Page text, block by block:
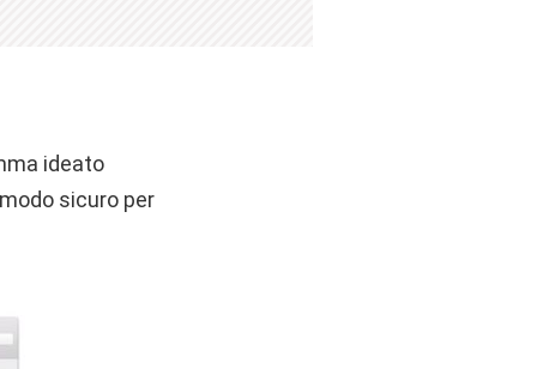
ideato
sicuro per